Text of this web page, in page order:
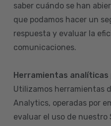
saber cuándo se han
que podamos hacer un
respuesta y evaluar la
comunicaciones.
Herramientas
Utilizamos herramientas
Analytics, operadas por
evaluar el uso de nuestro